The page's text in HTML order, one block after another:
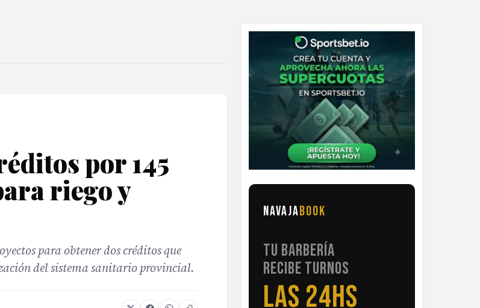
por 145
riego y
para obtener dos créditos que
del sistema sanitario provincial.
NAVAJABOOK
RECIBE
TURNOS
LAS